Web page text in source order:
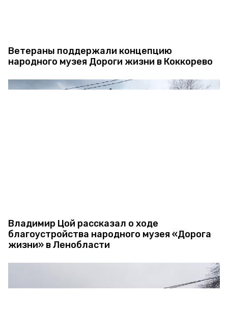
Ветераны поддержали концепцию
народного музея Дороги жизни в Коккорево
Владимир Цой рассказал о ходе
благоустройства народного музея «Дорога
жизни» в Ленобласти